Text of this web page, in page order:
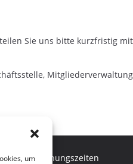
um
Sie uns bitte kurzfristig
Öffnungszeiten